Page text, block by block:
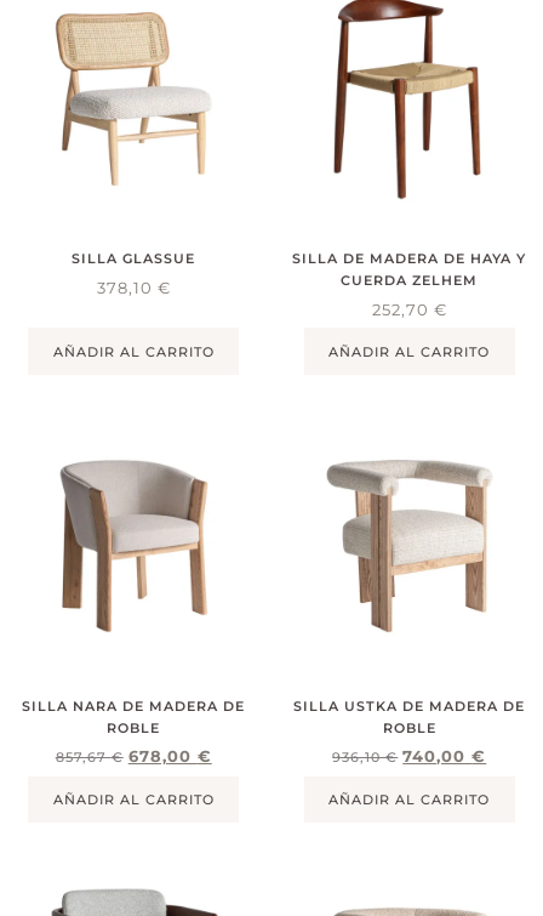
SILLA GLASSUE
378,10 €
AÑADIR AL CARRITO
SILLA DE MADERA DE HAYA Y
CUERDA ZELHEM
252,70 €
AÑADIR AL CARRITO
SILLA NARA DE MADERA DE
ROBLE
857,67€ 678,00 €
AÑADIR AL CARRITO
SILLA USTKA DE MADERA DE
ROBLE
936,10€ 740,00€
AÑADIR AL CARRITO